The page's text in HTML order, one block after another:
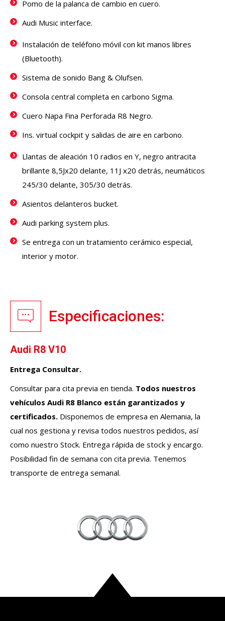
Pomo de la palanca de cambio en cuero.
Audi Music interface.
Instalación de teléfono móvil con kit manos libres
(Bluetooth).
Sistema de sonido Bang & Olufsen.
Consola central completa en carbono Sigma.
Cuero Napa Fina Perforada R8 Negro.
Ins. virtual cockpit y salidas de aire en carbono.
Llantas de aleación 10 radios en Y, negro antracita
brillante 8,5Jx20 delante, 11J x20 detrás, neumáticos
245/30 delante, 305/30 detrás.
Asientos delanteros bucket.
Audi parking system plus.
Se entrega con un tratamiento cerámico especial,
interior y motor.
Especificaciones:
Audi R8 V10
Entrega Consultar.
Consultar para cita previa en tienda. Todos nuestros
vehículos Audi R8 Blanco están garantizados y
certificados. Disponemos de empresa en Alemania, la
cual nos gestiona y revisa todos nuestros pedidos, así
como nuestro Stock. Entrega rápida de stock y encargo.
Posibilidad fin de semana con cita previa. Tenemos
transporte de entrega semanal.